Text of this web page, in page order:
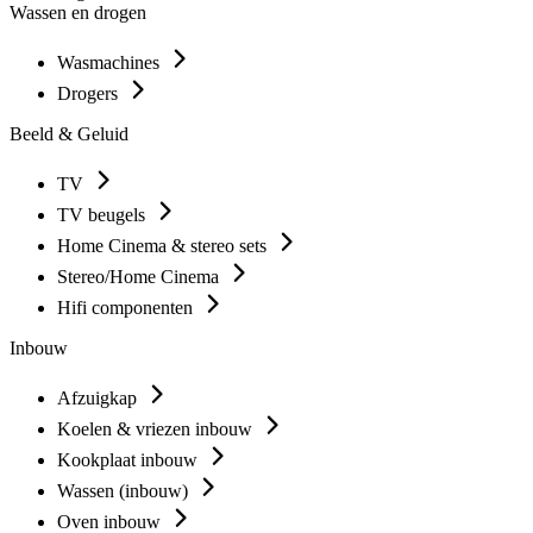
Wassen en drogen
Wasmachines
Drogers
Beeld & Geluid
TV
TV beugels
Home Cinema & stereo sets
Stereo/Home Cinema
Hifi componenten
Inbouw
Afzuigkap
Koelen & vriezen inbouw
Kookplaat inbouw
Wassen (inbouw)
Oven inbouw